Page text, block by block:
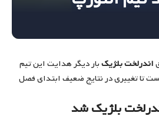
اندرلخت بلژیکبار دیگر هدایت این تیم
تا تغییری در نتایج ضعیف ابتدای فصل
بلژیک شد